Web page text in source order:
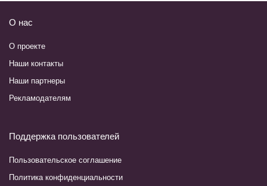
О нас
О проекте
Наши контакты
Наши партнеры
Рекламодателям
Поддержка пользователей
Пользовательское соглашение
Политика конфиденциальности